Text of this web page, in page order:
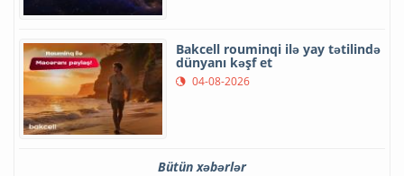
Bakcell rouminqi ilə yay tətilində
dünyanı kəşf et
04-08-2026
Bütün xəbərlər